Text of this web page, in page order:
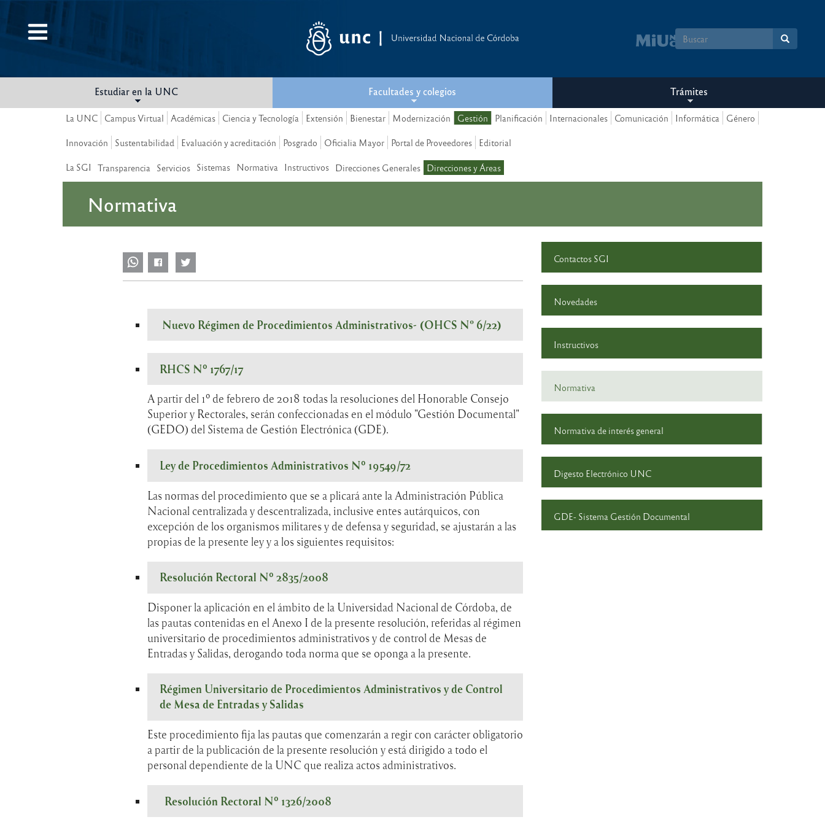
Pasar
contenido
Formulario
búsqueda
Estudiar en la UNC Facultades y colegios Trámites
La UNC Campus Virtual Académicas Ciencia y Tecnología Extensión Bienestar Modernización Gestión Planificación Internacionales Comunicación Informática Género
Innovación Sustentabilidad Evaluación y acreditación Posgrado Oficialia Mayor Portal de Proveedores Editorial
La SGI Transparencia Servicios Sistemas Normativa Instructivos Direcciones Generales Direcciones y Áreas
Normativa
Nuevo Régimen de Procedimientos Administrativos- (OHCS N° 6/22)
RHCS Nº 1767/17
A partir del 1º de febrero de 2018 todas la resoluciones del Honorable Consejo
Superior y Rectorales, serán confeccionadas en el módulo "Gestión Documental"
(GEDO) del Sistema de Gestión Electrónica (GDE).
Ley de Procedimientos Administrativos Nº 19549/72
Las normas del procedimiento que se a plicará ante la Administración Pública
Nacional centralizada y descentralizada, inclusive entes autárquicos, con
excepción de los organismos militares y de defensa y seguridad, se ajustarán a las
propias de la presente ley y a los siguientes requisitos:
Resolución Rectoral Nº 2835/2008
Disponer la aplicación en el ámbito de la Universidad Nacional de Córdoba, de
las pautas contenidas en el Anexo I de la presente resolución, referidas al régimen
universitario de procedimientos administrativos y de control de Mesas de
Entradas y Salidas, derogando toda norma que se oponga a la presente.
Régimen Universitario de Procedimientos Administrativos y de Control
de Mesa de Entradas y Salidas
Este procedimiento fija las pautas que comenzarán a regir con carácter obligatorio
a partir de la publicación de la presente resolución y está dirigido a todo el
personal dependiente de la UNC que realiza actos administrativos.
Resolución Rectoral Nº 1326/2008
Contactos SGI
Novedades
Instructivos
Normativa
Normativa de interés general
Digesto Electrónico UNC
GDE- Sistema Gestión Documental